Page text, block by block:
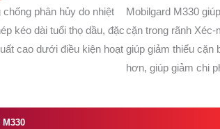
phân hủy do nhiệt
kéo dài tuổi thọ dầu, đặc
cao dưới điều kiện hoạt
Mobilgard M330
cặn trong rãnh
giúp giảm thiểu cặn
hơn, giúp giảm chi
M330